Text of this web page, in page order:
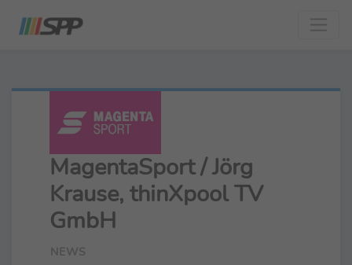
MagentaSport / Jörg
Krause, thinXpool TV
GmbH
NEWS